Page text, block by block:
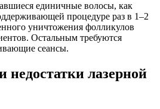
единичные волосы, как
процедуре раз в 1–2
уничтожения фолликулов
Остальным требуются
сеансы.
лазерной